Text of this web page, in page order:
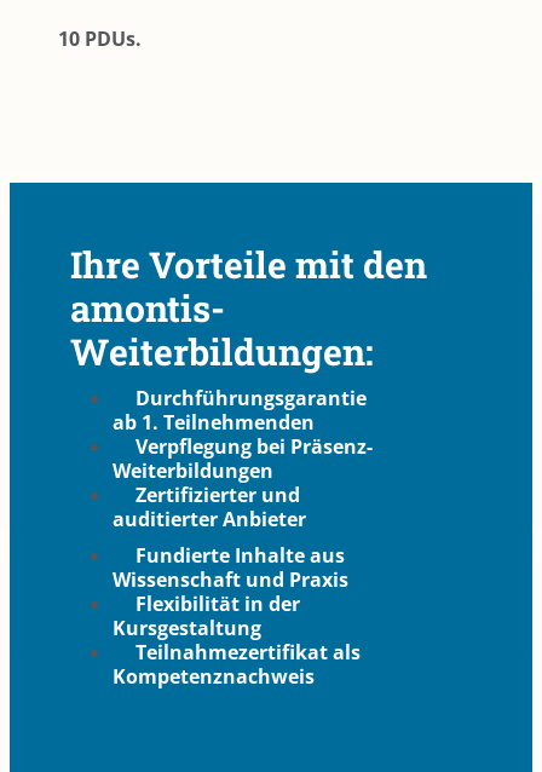
10 PDUs.
Ihre Vorteile mit den
amontis-
Weiterbildungen:
Durchführungsgarantie
ab 1. Teilnehmenden
Verpflegung bei Präsenz-
Weiterbildungen
Zertifizierter und
auditierter Anbieter
Fundierte Inhalte aus
Wissenschaft und Praxis
Flexibilität in der
Kursgestaltung
Teilnahmezertifikat als
Kompetenznachweis